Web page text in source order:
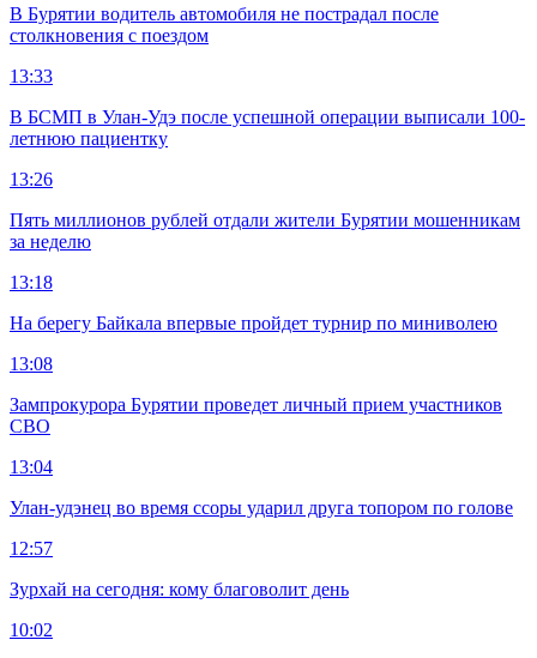
В Бурятии водитель автомобиля не пострадал после
столкновения с поездом
13:33
В БСМП в Улан-Удэ после успешной операции выписали 100-
летнюю пациентку
13:26
Пять миллионов рублей отдали жители Бурятии мошенникам
за неделю
13:18
На берегу Байкала впервые пройдет турнир по миниволею
13:08
Зампрокурора Бурятии проведет личный прием участников
СВО
13:04
Улан-удэнец во время ссоры ударил друга топором по голове
12:57
Зурхай на сегодня: кому благоволит день
10:02